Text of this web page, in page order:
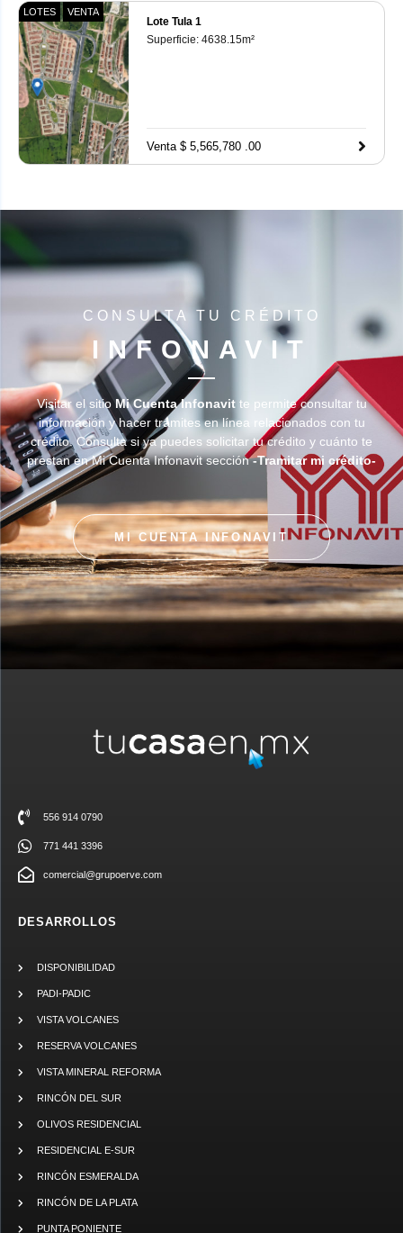
LOTES VENTA
Lote Tula 1
Superficie: 4638.15m²
Venta $ 5,565,780 .00
CONSULTA TU CRÉDITO
INFONAVIT
Visitar el sitioMi Cuenta Infonavitte permite consultar tu
información y hacer trámites en línea relacionados con tu
crédito. Consulta si ya puedes solicitar tu crédito y cuánto te
prestan en Mi Cuenta Infonavit sección-Tramitar mi crédito-
MI CUENTA INFONAVIT
556 914 0790
771 441 3396
comercial@grupoerve.com
DESARROLLOS
DISPONIBILIDAD
PADI-PADIC
VISTA VOLCANES
RESERVA VOLCANES
VISTA MINERAL REFORMA
RINCÓN DEL SUR
OLIVOS RESIDENCIAL
RESIDENCIAL E-SUR
RINCÓN ESMERALDA
RINCÓN DE LA PLATA
PUNTA PONIENTE